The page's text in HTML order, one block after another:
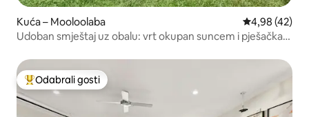
Kuća – Mooloolaba Prosječna
4,98 (42)
Udoban smještaj uz obalu: vrt okupan suncem i pješačka
Među najviše rangiranima s oznakom „Odabrali gosti”
Odabrali gosti